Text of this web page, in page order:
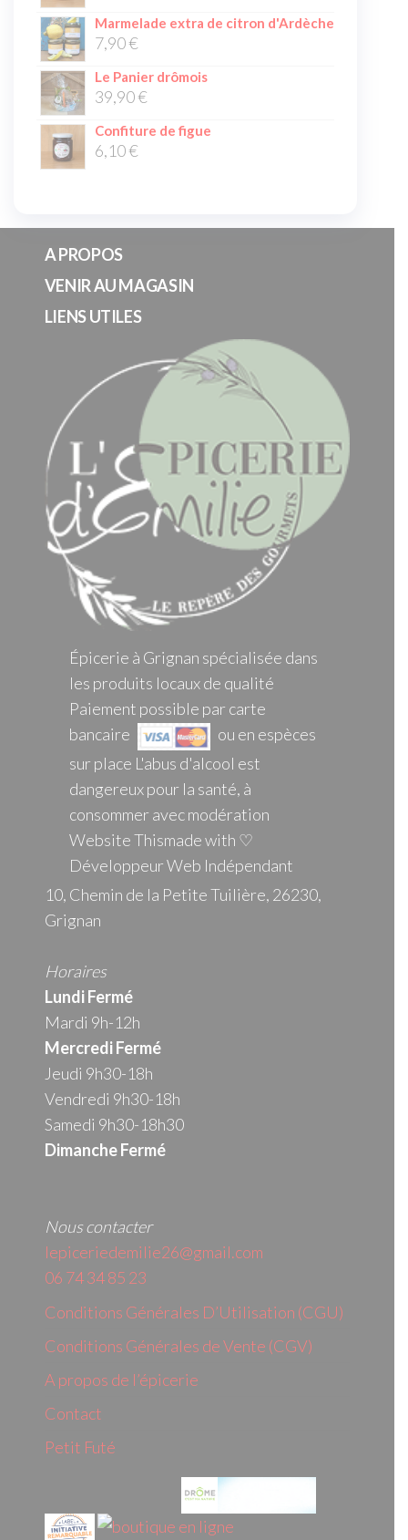
Marmelade extra de citron d'Ardèche
7,90€
Le Panier drômois
39,90€
Confiture de figue
6,10€
A PROPOS
VENIR AU MAGASIN
LIENS UTILES
Épicerie à Grignan spécialisée dans
les produits locaux de qualité
Paiement possible par carte
bancaire
ou en espèces
sur place L'abus d'alcool est
dangereux pour la santé, à
consommer avec modération
Website Thismade with ♡
Développeur Web Indépendant
10, Chemin de la Petite Tuilière, 26230,
Grignan
Horaires
Lundi Fermé
Mardi 9h-12h
MercrediFermé
Jeudi 9h30-18h
Vendredi 9h30-18h
Samedi 9h30-18h30
Dimanche Fermé
Nous contacter
lepiceriedemilie26@gmail.com
06 74 34 85 23
Conditions Générales D’Utilisation (CGU)
Conditions Générales de Vente (CGV)
A propos de l’épicerie
Contact
Petit Futé